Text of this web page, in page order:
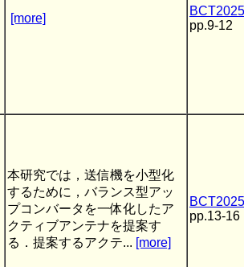
[more]
pp.9-12
本研究では，送信機を小型化
するために，バランス型アッ
プコンバータを一体化したア
クティブアンテナを提案す
る．提案するアクテ... [more]
pp.13-16